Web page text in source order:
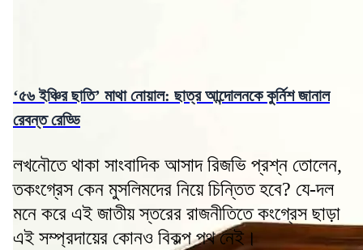
‘৫৬ ইঞ্চির ছাতি’ মাথা নোয়াল: ছাত্র আন্দোলনকে কুর্নিশ জানাল
রেবন্ত রেড্ডি
লখনৌতে থাকা সাংবাদিক আসাদ রিজভি প্রশ্ন তোলেন,
তকংগ্রেস কেন মুসলিমদের নিয়ে চিন্তিত হবে? যে-দল
মনে করে এই জাতীয় স্তরের রাজনীতিতে কংগ্রেস ছাড়া
এই সম্প্রদায়ের কোনও বিকল্প পথ নেই।